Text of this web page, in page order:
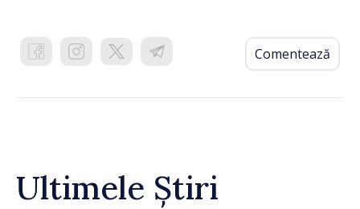
Comentează
Ultimele Știri